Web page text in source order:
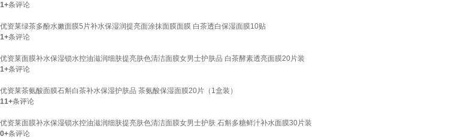
1+条评论
优资莱绿茶多酚水嫩面膜5片补水保湿润提亮面涂抹面膜面膜 白茶透白保湿面膜10贴
1+条评论
优资莱面膜补水保湿锁水控油滋润细肤提亮肤色清洁面膜女男士护肤品 白茶酵素透亮面膜20片装
1+条评论
优资莱茶氨酸面膜石斛白茶补水保湿护肤品 茶氨酸保湿面膜20片（1盒装）
11+条评论
优资莱面膜补水保湿锁水控油滋润细肤提亮肤色清洁面膜女男士护肤 石斛多糖鲜汁补水面膜30片装
0+条评论